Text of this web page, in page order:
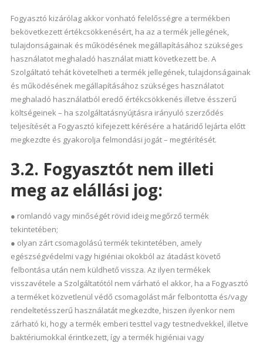
Fogyasztó kizárólag akkor vonható felelősségre a termékben
bekövetkezett értékcsökkenésért, ha az a termék jellegének,
tulajdonságainak és működésének megállapításához szükséges
használatot meghaladó használat miatt következett be. A
Szolgáltató tehát követelheti a termék jellegének, tulajdonságainak
és működésének megállapításához szükséges használatot
meghaladó használatból eredő értékcsökkenés illetve ésszerű
költségeinek – ha szolgáltatásnyújtásra irányuló szerződés
teljesítését a Fogyasztó kifejezett kérésére a határidő lejárta előtt
megkezdte és gyakorolja felmondási jogát – megtérítését.
3.2. Fogyasztót nem illeti
meg az elállási jog:
● romlandó vagy minőségét rövid ideig megőrző termék
tekintetében;
● olyan zárt csomagolású termék tekintetében, amely
egészségvédelmi vagy higiéniai okokból az átadást követő
felbontása után nem küldhető vissza. Az ilyen termékek
visszavétele a Szolgáltatótól nem várható el akkor, ha a Fogyasztó
a terméket közvetlenül védő csomagolást már felbontotta és/vagy
rendeltetésszerű használatát megkezdte, hiszen ilyenkor nem
zárható ki, hogy a termék emberi testtel vagy testnedvekkel, illetve
baktériumokkal érintkezett, így a termék higiéniai vagy